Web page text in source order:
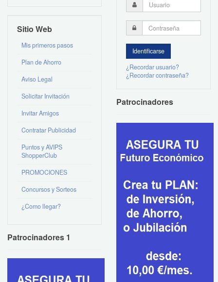
Sitio Web
Mis primeros pasos
Plan de Ahorro
Aviso Legal
Solicitar Invitación
Invitar Amigos
Contratar Publicidad
Puntos y AVIPS
ShopperClub
PROMOCIONES
Concursos y Sorteos
¿Como llegar?
Patrocinadores 1
¿Recordar usuario?
¿Recordar contraseña?
Patrocinadores